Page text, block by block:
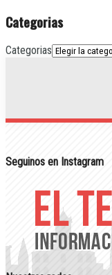
Categorias
Categorias
Seguinos en Instagram